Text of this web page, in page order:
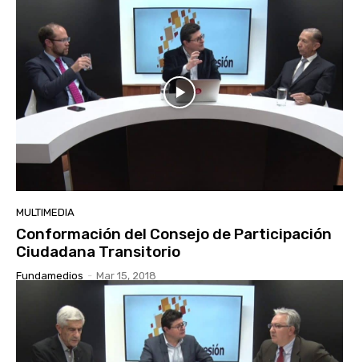
MULTIMEDIA
Conformación del Consejo de Participación
Ciudadana Transitorio
Fundamedios - Mar 15, 2018